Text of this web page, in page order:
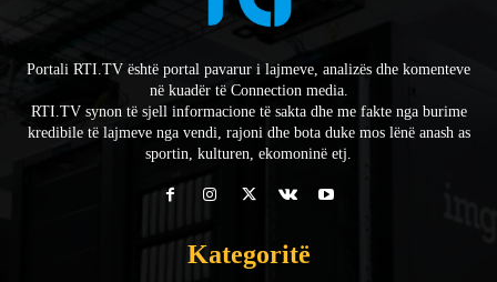
Portali RTI.TV është portal pavarur i lajmeve, analizës dhe komenteve
në kuadër të Connection media.
RTI.TV synon të sjell informacione të sakta dhe me fakte nga burime
kredibile të lajmeve nga vendi, rajoni dhe bota duke mos lënë anash as
sportin, kulturen, ekomoninë etj.
Kategoritë